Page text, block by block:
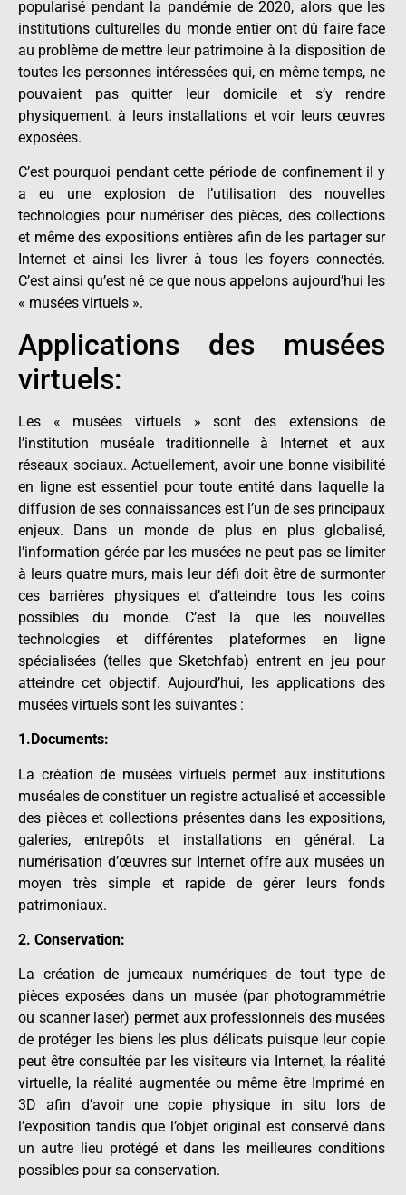
popularisé pendant la pandémie de 2020, alors que les
institutions culturelles du monde entier ont dû faire face
au problème de mettre leur patrimoine à la disposition de
toutes les personnes intéressées qui, en même temps, ne
pouvaient pas quitter leur domicile et s’y rendre
physiquement. à leurs installations et voir leurs œuvres
exposées.
C’est pourquoi pendant cette période de confinement il y
a eu une explosion de l’utilisation des nouvelles
technologies pour numériser des pièces, des collections
et même des expositions entières afin de les partager sur
Internet et ainsi les livrer à tous les foyers connectés.
C’est ainsi qu’est né ce que nous appelons aujourd’hui les
« musées virtuels ».
Applications des musées
virtuels:
Les « musées virtuels » sont des extensions de
l’institution muséale traditionnelle à Internet et aux
réseaux sociaux. Actuellement, avoir une bonne visibilité
en ligne est essentiel pour toute entité dans laquelle la
diffusion de ses connaissances est l’un de ses principaux
enjeux. Dans un monde de plus en plus globalisé,
l’information gérée par les musées ne peut pas se limiter
à leurs quatre murs, mais leur défi doit être de surmonter
ces barrières physiques et d’atteindre tous les coins
possibles du monde. C’est là que les nouvelles
technologies et différentes plateformes en ligne
spécialisées (telles que Sketchfab) entrent en jeu pour
atteindre cet objectif. Aujourd’hui, les applications des
musées virtuels sont les suivantes :
1.Documents:
La création de musées virtuels permet aux institutions
muséales de constituer un registre actualisé et accessible
des pièces et collections présentes dans les expositions,
galeries, entrepôts et installations en général. La
numérisation d’œuvres sur Internet offre aux musées un
moyen très simple et rapide de gérer leurs fonds
patrimoniaux.
2. Conservation:
La création de jumeaux numériques de tout type de
pièces exposées dans un musée (par photogrammétrie
ou scanner laser) permet aux professionnels des musées
de protéger les biens les plus délicats puisque leur copie
peut être consultée par les visiteurs via Internet, la réalité
virtuelle, la réalité augmentée ou même être Imprimé en
3D afin d’avoir une copie physique in situ lors de
l’exposition tandis que l’objet original est conservé dans
un autre lieu protégé et dans les meilleures conditions
possibles pour sa conservation.